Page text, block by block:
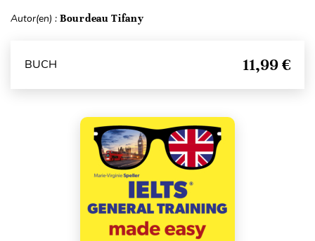
Autor(en) : Bourdeau Tifany
BUCH 11,99 €